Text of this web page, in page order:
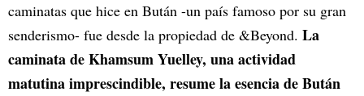
caminatas que hice en Bután -un país famoso por su gran
senderismo- fue desde la propiedad de &Beyond. La
caminata de Khamsum Yuelley, una actividad
matutina imprescindible, resume la esencia de Bután